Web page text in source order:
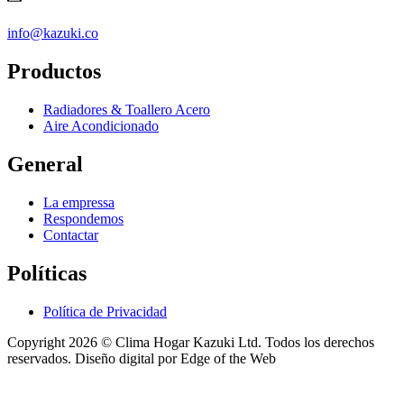
Super silencioso 18dB
puede llegar a 18dB aportando un silencio armonioso para sentir
info@kazuki.co
Productos
Radiadores & Toallero Acero
Aire Acondicionado
General
La empressa
Respondemos
Contactar
Políticas
Política de Privacidad
Copyright 2026 © Clima Hogar Kazuki Ltd. Todos los derechos
reservados. Diseño digital por Edge of the Web